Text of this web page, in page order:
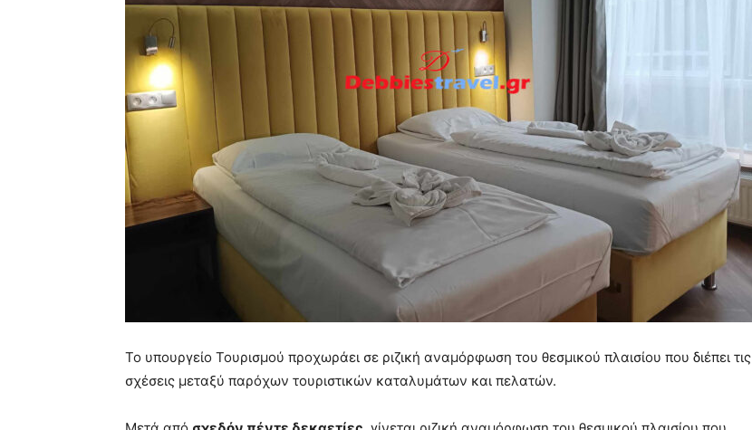
Το υπουργείο Τουρισμού προχωράει σε ριζική αναμόρφωση του θεσμικού πλαισίου που διέπει τις
σχέσεις μεταξύ παρόχων τουριστικών καταλυμάτων και πελατών.